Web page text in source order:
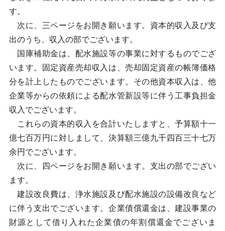
す。
次に、三ページをお開き願います。資本的収入及び支
出のうち、収入の部でございます。
国庫補助金は、配水施設等の事業に対するものでござ
います。固定資産売却収入は、売却固定資産の帳簿価格
分を計上したものでございます。その他資本収入は、他
企業等からの依頼による配水管新設等に伴う工事負担金
収入でございます。
これらの資本的収入を合計いたしますと、予算額十一
億七百万円に対しまして、決算額三億九千四百三十七万
余円でございます。
次に、四ページをお開き願います。支出の部でござい
ます。
建設改良費は、浄水施設及び配水施設の設備改良など
に伴う支出でございます。企業債償還金は、建設事業の
財源として借り入れた企業債の年割償還金でございま